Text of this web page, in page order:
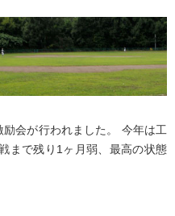
会が行われました。 今年は工
まで残り1ヶ月弱、最高の状態